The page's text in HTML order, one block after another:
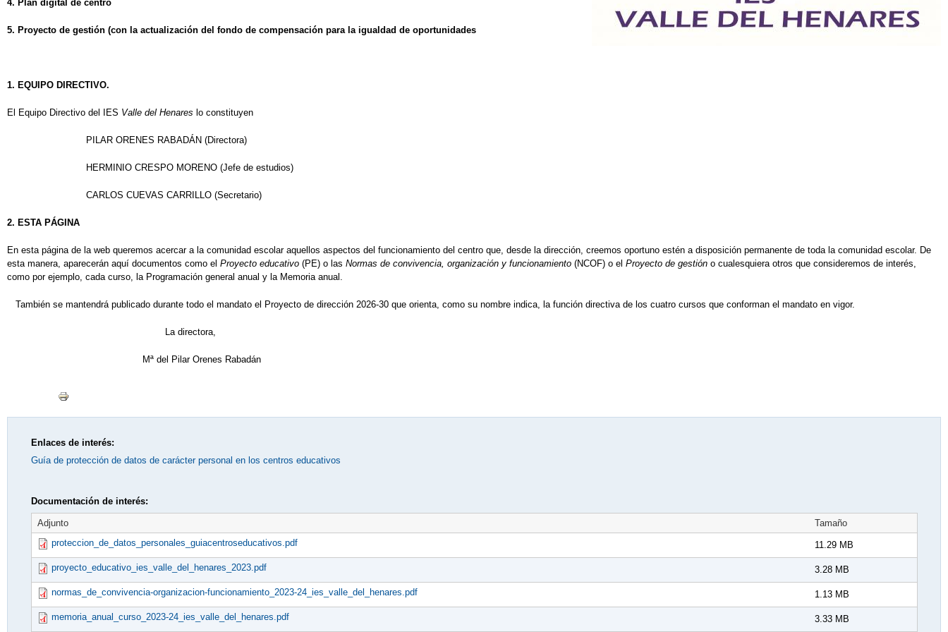
4. Plan digital de centro
5. Proyecto de gestión (con la actualización del fondo de compensación para la igualdad de oportunidades
1. EQUIPO DIRECTIVO.
El Equipo Directivo del IES Valle del Henares lo constituyen
PILAR ORENES RABADÁN (Directora)
HERMINIO CRESPO MORENO (Jefe de estudios)
CARLOS CUEVAS CARRILLO (Secretario)
2. ESTA PÁGINA
En esta página de la web queremos acercar a la comunidad escolar aquellos aspectos del funcionamiento del centro que, desde la dirección, creemos oportuno estén a disposición permanente de toda la comunidad escolar. De
esta manera, aparecerán aquí documentos como el Proyecto educativo (PE) o las Normas de convivencia, organización y funcionamiento (NCOF) o el Proyecto de gestión o cualesquiera otros que consideremos de interés,
como por ejemplo, cada curso, la Programación general anual y la Memoria anual.
También se mantendrá publicado durante todo el mandato el Proyecto de dirección 2026-30 que orienta, como su nombre indica, la función directiva de los cuatro cursos que conforman el mandato en vigor.
La directora,
Mª del Pilar Orenes Rabadán
Enlaces de interés:
Guía de protección de datos de carácter personal en los centros educativos
Documentación de interés:
Adjunto
Tamaño
proteccion_de_datos_personales_guiacentroseducativos.pdf
11.29 MB
proyecto_educativo_ies_valle_del_henares_2023.pdf 3.28 MB
normas_de_convivencia-organizacion-funcionamiento_2023-24_ies_valle_del_henares.pdf 1.13 MB
memoria_anual_curso_2023-24_ies_valle_del_henares.pdf 3.33 MB